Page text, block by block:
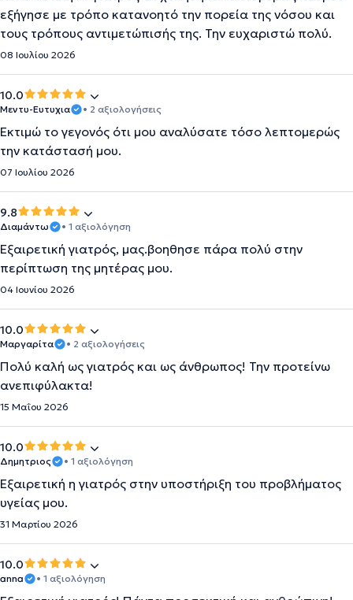
εξήγησε με τρόπο κατανοητό την πορεία της νόσου και
τους τρόπους αντιμετώπισής της. Την ευχαριστώ πολύ.
08 Ιουλίου 2026
10.0
Μεντυ-Ευτυχια • 2 αξιολογήσεις
Εκτιμώ το γεγονός ότι μου αναλύσατε τόσο λεπτομερώς
την κατάστασή μου.
07 Ιουλίου 2026
9.8
Διαμάντω • 1 αξιολόγηση
Εξαιρετική γιατρός, μας.βοηθησε πάρα πολύ στην
περίπτωση της μητέρας μου.
04 Ιουνίου 2026
10.0
Μαργαρίτα • 2 αξιολογήσεις
Πολύ καλή ως γιατρός και ως άνθρωπος! Την προτείνω
ανεπιφύλακτα!
15 Μαΐου 2026
10.0
Δημητριος • 1 αξιολόγηση
Εξαιρετική η γιατρός στην υποστήριξη του προβλήματος
υγείας μου.
31 Μαρτίου 2026
10.0
anna • 1 αξιολόγηση